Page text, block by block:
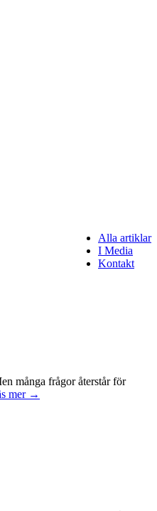
Alla artiklar
I Media
Kontakt
många frågor återstår för
mer →